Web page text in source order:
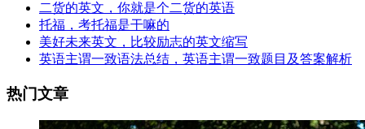
二货的英文，你就是个二货的英语
托福，考托福是干嘛的
美好未来英文，比较励志的英文缩写
英语主谓一致语法总结，英语主谓一致题目及答案解析
热门文章